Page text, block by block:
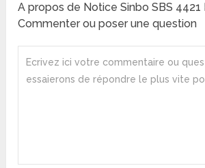
A propos de Notice Sinbo SBS
Commenter ou poser une question